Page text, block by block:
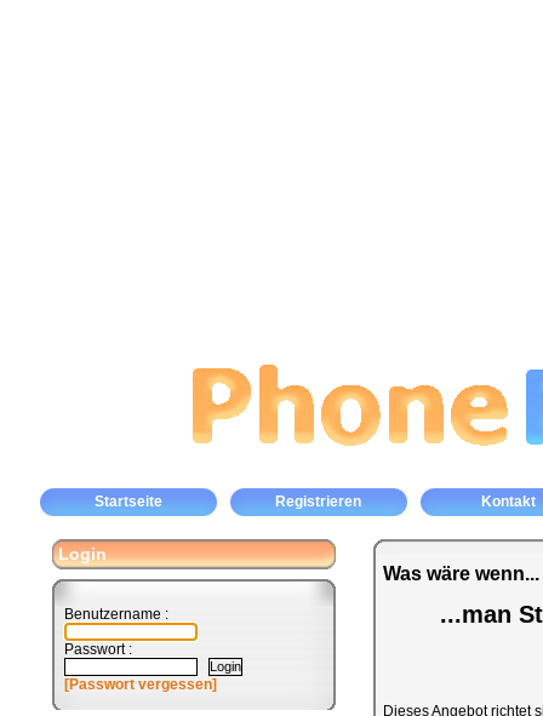
Startseite Registrieren Kontakt
Login
Benutzername :
Passwort :
[Passwort vergessen]
Was wäre wenn...
...man
Dieses Angebot richtet